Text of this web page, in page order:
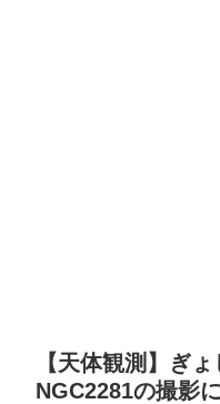
【天体観測】ぎ
NGC2281の撮影